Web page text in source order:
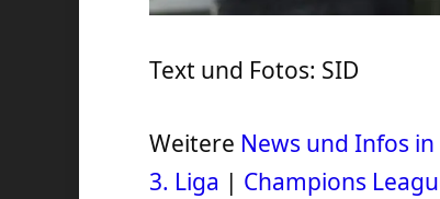
Text und Fotos: SID
Weitere News und Infos
3. Liga | Champions